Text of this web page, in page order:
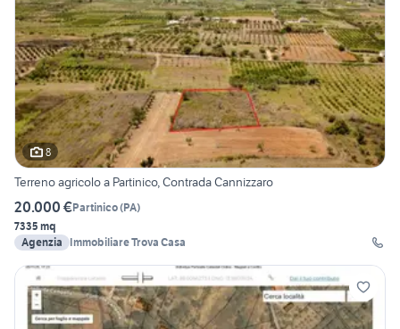
8
Terreno agricolo a Partinico, Contrada Cannizzaro
20.000 €Partinico(PA)
7335 mq
Agenzia
Immobiliare Trova Casa